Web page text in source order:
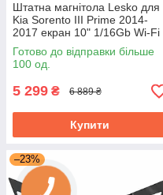
Штатна магнітола Lesko для
Kia Sorento III Prime 2014-
2017 екран 10" 1/16Gb Wi-Fi
Base GPS Android Кіа
Готово до відправки більше
100 од.
5 299 ₴ 6 889 ₴
Купити
–23%